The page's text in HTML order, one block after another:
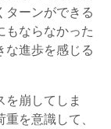
ターンができる
もならなかった
な進歩を感じる
崩してしま
を意識して、